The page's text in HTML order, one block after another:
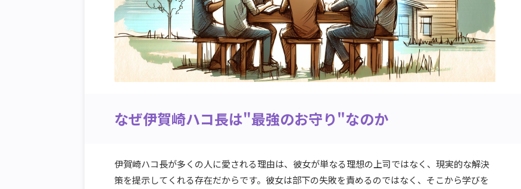
なぜ伊賀崎ハコ長は"最強のお守り"なのか
伊賀崎ハコ長が多くの人に愛される理由は、彼女が単なる理想の上司ではなく、現実的な解決
策を提示してくれる存在だからです。彼女は部下の失敗を責めるのではなく、そこから学びを